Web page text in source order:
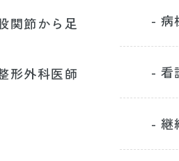
関節から足
形外科医師
- 病
- 看
- 継